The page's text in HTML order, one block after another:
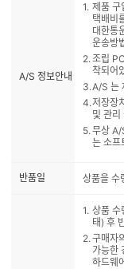
A/S 정보안내
제품 구
택배비
대한통
운송방
조립
착되어
A/S 는
저장장
및 관리
무상 A/
는 소프
반품일 상품을 수
상품 수
태) 후
구매자
가능한
하드웨